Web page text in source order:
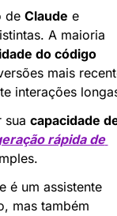
de Claude
e
A maioria
do código
mais
interações
sua capacidade
rápida de
é um assistente